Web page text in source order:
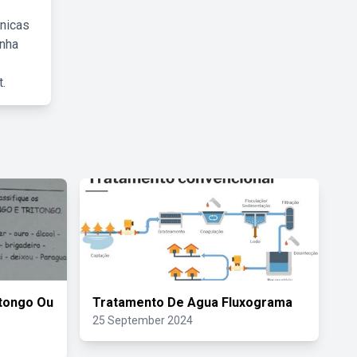
Ou Tratamento De Agua Fluxograma
25 September 2024